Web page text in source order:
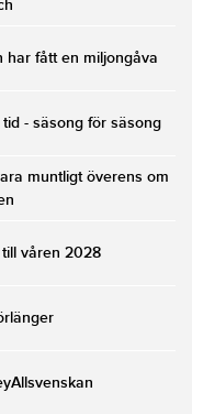
har fått en miljongåva
- säsong för säsong
muntligt överens om
våren 2028